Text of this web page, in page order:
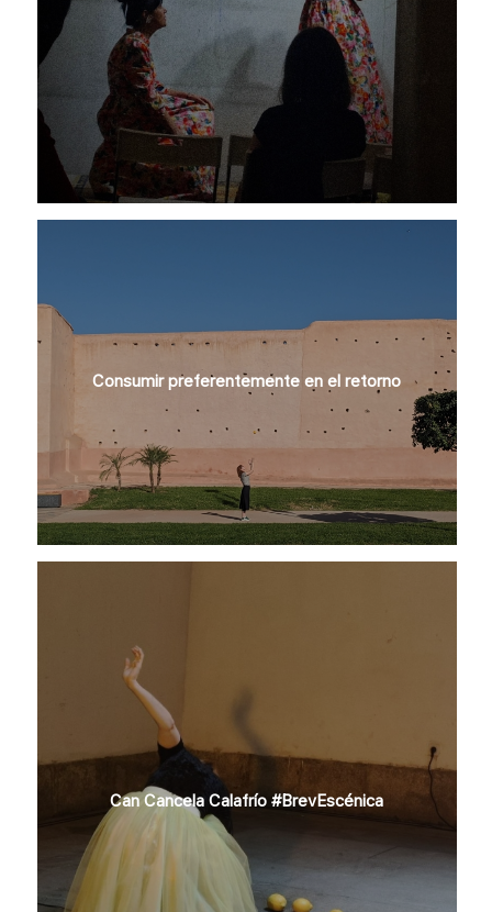
Consumir preferentemente en el retorno
Can Cancela Calafrío #BrevEscénica